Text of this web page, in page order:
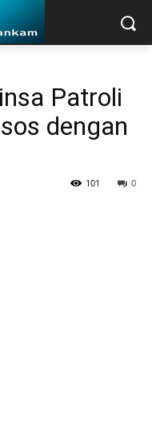
Patroli
dengan
0
101